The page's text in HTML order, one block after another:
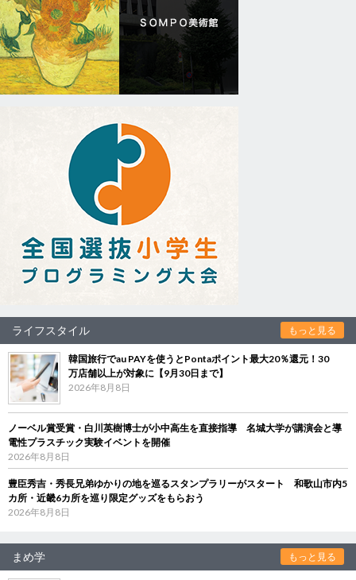
ライフスタイル もっと見る
韓国旅行でau PAYを使うとPontaポイント最大20％還元！30
万店舗以上が対象に【9月30日まで】
2026年8月8日
ノーベル賞受賞・白川英樹博士が小中高生を直接指導 名城大学が講演会と導
電性プラスチック実験イベントを開催
2026年8月8日
豊臣秀吉・秀長兄弟ゆかりの地を巡るスタンプラリーがスタート 和歌山市内5
カ所・近畿6カ所を巡り限定グッズをもらおう
2026年8月8日
まめ学 もっと見る